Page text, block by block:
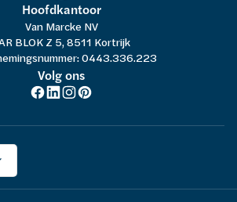
Hoofdkantoor
Van Marcke NV
BLOK Z 5, 8511 Kortrijk
0443.336.223
Volg ons